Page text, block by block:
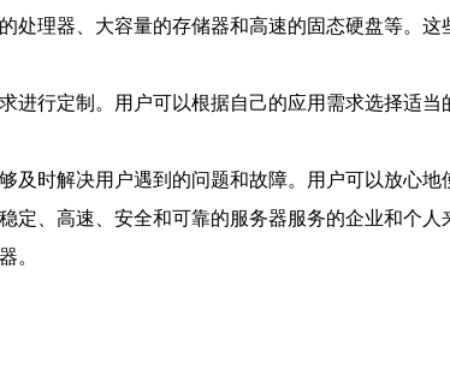
处理器、大容量的存储器和高速的固态硬盘等。
进行定制。用户可以根据自己的应用需求选择适
时解决用户遇到的问题和故障。用户可以放心地
、高速、安全和可靠的服务器服务的企业和个
。